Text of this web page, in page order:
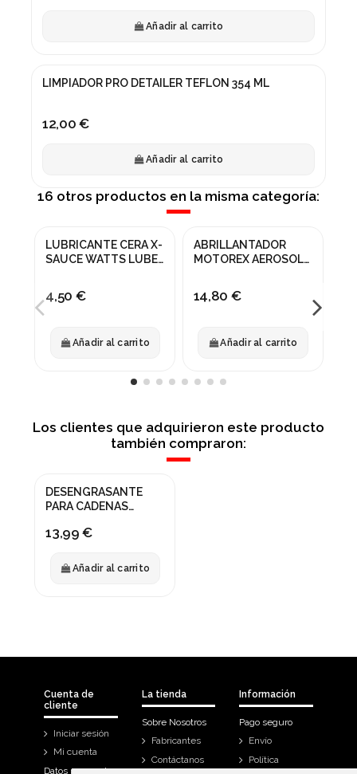
Añadir al carrito
LIMPIADOR PRO DETAILER TEFLON 354 ML
12,00 €
Añadir al carrito
16 otros productos en la misma categoría:
LUBRICANTE CERA X-
SAUCE WATTS LUBE
4,50 €
Añadir al carrito
ABRILLANTADOR
MOTOREX AEROSOL
14,80 €
Añadir al carrito
Los clientes que adquirieron este producto
también compraron:
DESENGRASANTE
PARA CADENAS
MONTAÑA
13,99 €
Añadir al carrito
Cuenta de
cliente
Iniciar sesión
Mi cuenta
Datos personales
La tienda
Sobre Nosotros
Fabricantes
Contáctanos
Información
Pago seguro
Envío
Política